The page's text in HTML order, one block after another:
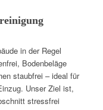
in der Regel
Bodenbeläge
staubfrei – ideal für
Unser Ziel ist,
stressfrei